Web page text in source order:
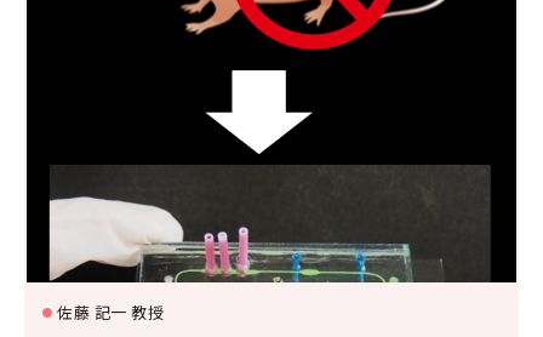
食品・食事
マイクロ・ナノ
機械力学 ロボティクス
電気電子工学 土木工学 建築学
航空宇宙工学
社会システム工学 安全工学 防災工学
複合工学
佐藤 記一 教授